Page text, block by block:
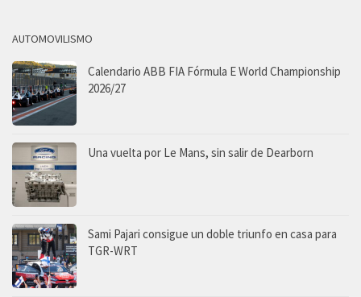
AUTOMOVILISMO
Calendario ABB FIA Fórmula E World Championship
2026/27
Una vuelta por Le Mans, sin salir de Dearborn
Sami Pajari consigue un doble triunfo en casa para
TGR-WRT